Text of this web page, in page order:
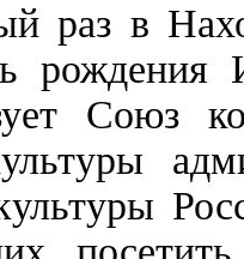
раз в
рождения
Союз